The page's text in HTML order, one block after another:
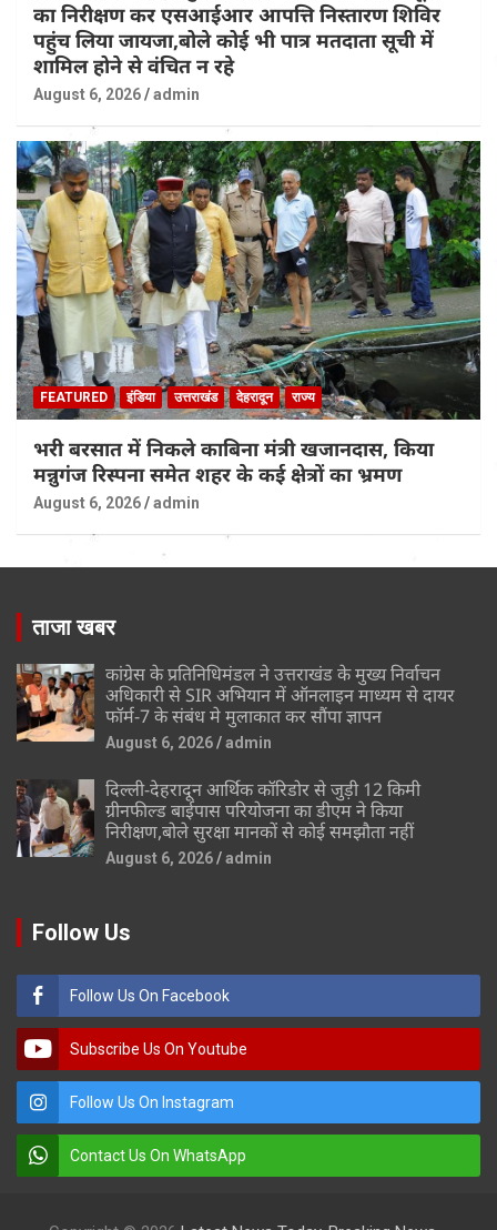
का निरीक्षण कर एसआईआर आपत्ति निस्तारण शिविर
पहुंच लिया जायजा,बोले कोई भी पात्र मतदाता सूची में
शामिल होने से वंचित न रहे
August 6, 2026 admin
FEATURED इंडिया उत्तराखंड देहरादून राज्य
भरी बरसात में निकले काबिना मंत्री खजानदास, किया
मन्नुगंज रिस्पना समेत शहर के कई क्षेत्रों का भ्रमण
August 6, 2026 admin
ताजा खबर
कांग्रेस के प्रतिनिधिमंडल ने उत्तराखंड के मुख्य निर्वाचन
अधिकारी से SIR अभियान में ऑनलाइन माध्यम से दायर
फॉर्म-7 के संबंध मे मुलाकात कर सौंपा ज्ञापन
August 6, 2026 admin
दिल्ली-देहरादून आर्थिक कॉरिडोर से जुड़ी 12 किमी
ग्रीनफील्ड बाईपास परियोजना का डीएम ने किया
निरीक्षण,बोले सुरक्षा मानकों से कोई समझौता नहीं
August 6, 2026 admin
Follow Us
Follow Us On Facebook
Subscribe Us On Youtube
Follow Us On Instagram
Contact Us On WhatsApp